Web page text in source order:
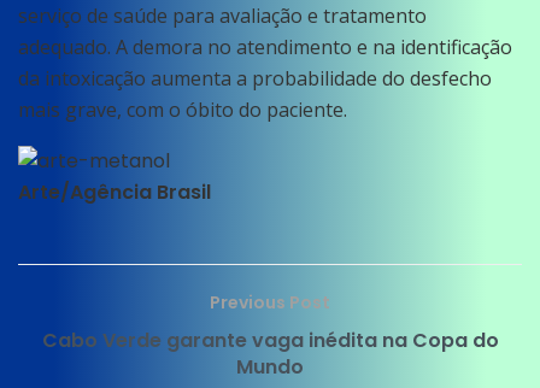
serviço de saúde para avaliação e tratamento
adequado. A demora no atendimento e na identificação
da intoxicação aumenta a probabilidade do desfecho
mais grave, com o óbito do paciente.
Arte/Agência Brasil
Previous Post
Cabo Verde garante vaga inédita na Copa do
Mundo